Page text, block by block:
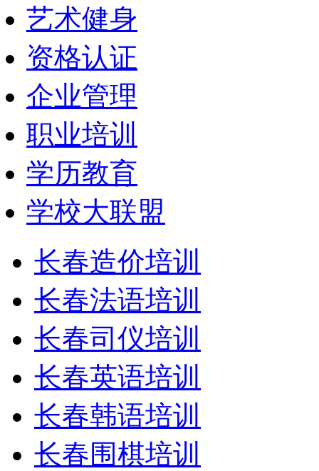
艺术健身
资格认证
企业管理
职业培训
学历教育
学校大联盟
长春造价培训
长春法语培训
长春司仪培训
长春英语培训
长春韩语培训
长春围棋培训